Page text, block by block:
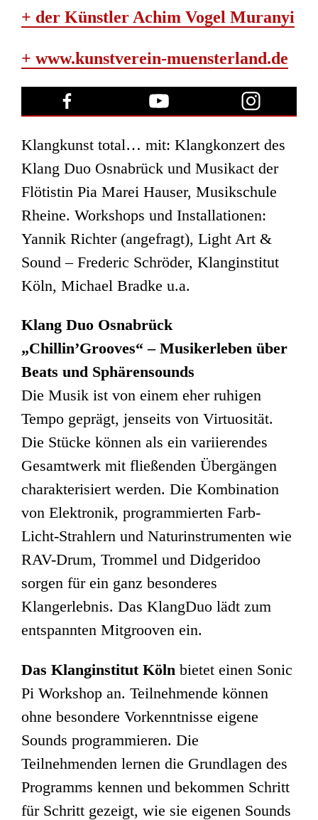
+ der Künstler Achim Vogel Muranyi
+ www.kunstverein-muensterland.de
Klangkunst total… mit: Klangkonzert des
Klang Duo Osnabrück und Musikact der
Flötistin Pia Marei Hauser, Musikschule
Rheine. Workshops und Installationen:
Yannik Richter (angefragt), Light Art &
Sound – Frederic Schröder, Klanginstitut
Köln, Michael Bradke u.a.
Klang Duo Osnabrück
„Chillin’Grooves“ – Musikerleben über
Beats und Sphärensounds
Die Musik ist von einem eher ruhigen
Tempo geprägt, jenseits von Virtuosität.
Die Stücke können als ein variierendes
Gesamtwerk mit fließenden Übergängen
charakterisiert werden. Die Kombination
von Elektronik, programmierten Farb-
Licht-Strahlern und Naturinstrumenten wie
RAV-Drum, Trommel und Didgeridoo
sorgen für ein ganz besonderes
Klangerlebnis. Das KlangDuo lädt zum
entspannten Mitgrooven ein.
Das Klanginstitut Köln bietet einen Sonic
Pi Workshop an. Teilnehmende können
ohne besondere Vorkenntnisse eigene
Sounds programmieren. Die
Teilnehmenden lernen die Grundlagen des
Programms kennen und bekommen Schritt
für Schritt gezeigt, wie sie eigenen Sounds